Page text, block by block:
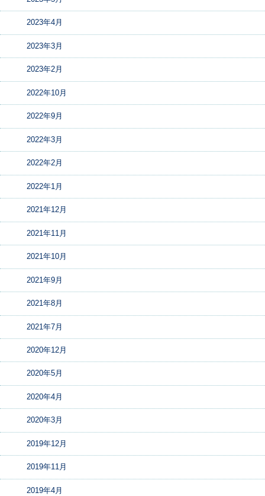
2023年4月
2023年3月
2023年2月
2022年10月
2022年9月
2022年3月
2022年2月
2022年1月
2021年12月
2021年11月
2021年10月
2021年9月
2021年8月
2021年7月
2020年12月
2020年5月
2020年4月
2020年3月
2019年12月
2019年11月
2019年4月